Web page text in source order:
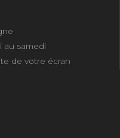
au samedi
de votre écran